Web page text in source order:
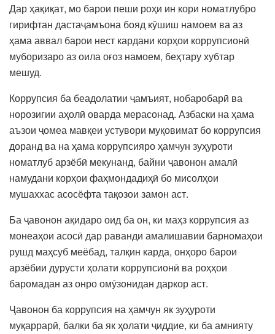
Дар ҳақиқат, мо барои пеши роҳи ин кори номатлубро
гирифтан дастаҷамъона бояд кӯшиш намоем ва аз
ҳама аввал барои нест кардани корҳои коррупсионӣ
муборизаро аз оила оғоз намоем, беҳтару хубтар
мешуд.
Коррупсия ба беадолатии ҷамъият, нобаробарӣ ва
норозигии аҳолӣ оварда мерасонад. Азбаски на ҳама
аъзои ҷомеа мавқеи устувори муқовимат бо коррупсия
доранд ва на ҳама коррупсияро ҳамчун зуҳуроти
номатлуб арзёбӣ мекунанд, байни ҷавонон амалӣ
намудани корҳои фаҳмондадиҳӣ бо мисолҳои
мушаххас асосёфта тақозои замон аст.
Ба ҷавонон ақидаро оид ба он, ки маҳз коррупсия аз
монеаҳои асосӣ дар раванди амалишавии барномаҳои
рушд маҳсуб меёбад, талқин карда, онҳоро барои
арзёбии дурусти ҳолати коррупсионӣ ва роҳҳои
баромадан аз онро омӯзонидан даркор аст.
Ҷавонон ба коррупсия на ҳамчун як зуҳуроти
муқаррарӣ, балки ба як ҳолати ҷиддие, ки ба амнияту